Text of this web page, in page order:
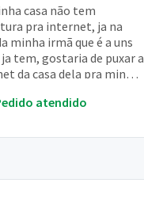
casa não tem
pra internet, ja na
minha irmã que é a uns
tem, gostaria de puxar a
da casa dela pra minha
atendido